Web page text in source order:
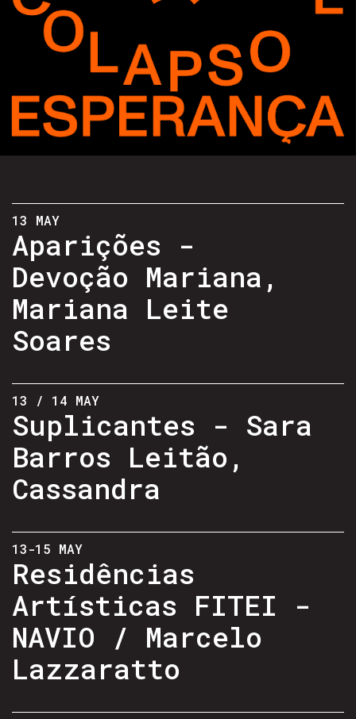
13 MAY
Aparições -
Devoção Mariana,
Mariana Leite
Soares
13 / 14 MAY
Suplicantes - Sara
Barros Leitão,
Cassandra
13-15 MAY
Residências
Artísticas FITEI -
NAVIO / Marcelo
Lazzaratto